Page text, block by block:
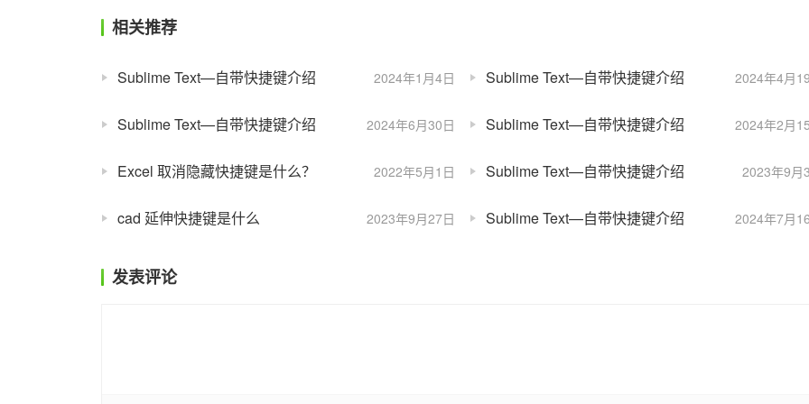
相关推荐
2024年1月4日
Sublime Text—自带快捷键介绍 2024年4月
Sublime Text—自带快捷键介绍
2024年6月30日
Sublime Text—自带快捷键介绍 2024年2月
Sublime Text—自带快捷键介绍
2022年5月1日
Excel 取消隐藏快捷键是什么？ 2023年9月
Sublime Text—自带快捷键介绍
2023年9月27日
cad 延伸快捷键是什么 2024年7月
Sublime Text—自带快捷键介绍
发表评论